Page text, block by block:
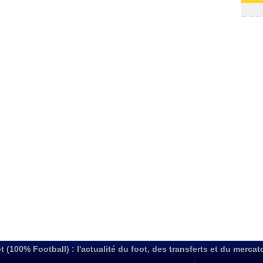
(100% Football) : l'actualité du foot, des transferts et du